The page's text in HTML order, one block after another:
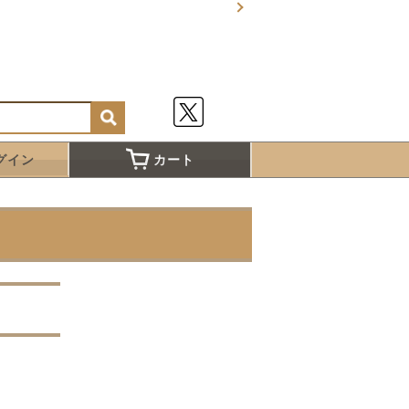
イン カート